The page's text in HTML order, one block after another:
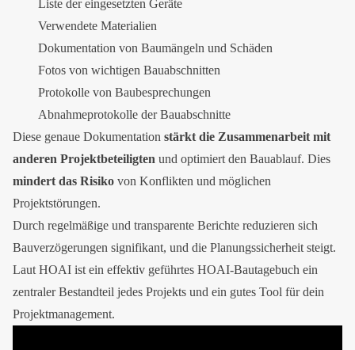
Liste der eingesetzten Geräte
Verwendete Materialien
Dokumentation von Baumängeln und Schäden
Fotos von wichtigen Bauabschnitten
Protokolle von Baubesprechungen
Abnahmeprotokolle der Bauabschnitte
Diese genaue Dokumentation stärkt die Zusammenarbeit mit
anderen Projektbeteiligten und optimiert den Bauablauf. Dies
mindert das Risiko von Konflikten und möglichen
Projektstörungen.
Durch regelmäßige und transparente Berichte reduzieren sich
Bauverzögerungen signifikant, und die Planungssicherheit steigt.
Laut HOAI ist ein effektiv geführtes HOAI-Bautagebuch ein
zentraler Bestandteil jedes Projekts und ein gutes Tool für dein
Projektmanagement.